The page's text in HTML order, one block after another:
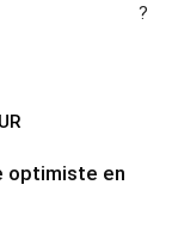
?
optimiste en